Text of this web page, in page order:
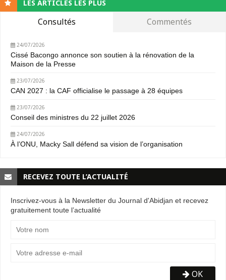
LES ARTICLES LES PLUS
Consultés Commentés
24/07/2026
Cissé Bacongo annonce son soutien à la rénovation de la
Maison de la Presse
23/07/2026
CAN 2027 : la CAF officialise le passage à 28 équipes
23/07/2026
Conseil des ministres du 22 juillet 2026
24/07/2026
À l’ONU, Macky Sall défend sa vision de l’organisation
RECEVEZ TOUTE L’ACTUALITÉ
Inscrivez-vous à la Newsletter du Journal d'Abidjan et recevez
gratuitement toute l’actualité
OK